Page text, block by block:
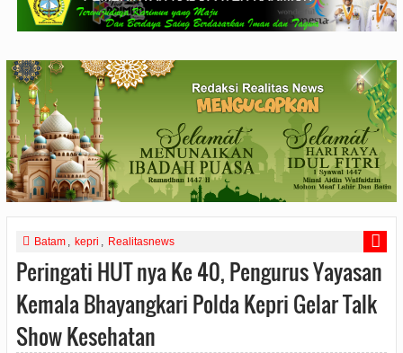
Batam kepri Realitasnews
Peringati HUT nya Ke 40, Pengurus Yayasan
Kemala Bhayangkari Polda Kepri Gelar Talk
Show Kesehatan